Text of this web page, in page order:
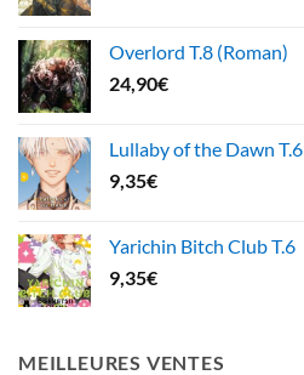
Overlord T.8 (Roman)
24,90€
Lullaby of the Dawn T.6
9,35€
Yarichin Bitch Club T.6
9,35€
MEILLEURES VENTES